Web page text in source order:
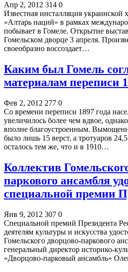
Апр 2, 2012 314 0
Известная инсталляция
«Алтарь наций» в рамках
побывает в Гомеле. Открытие
Гомельском дворце 3 апреля.
своеобразно воссоздает…
Каким был Гомель
материалам переписи
Фев 2, 2012 277 0
Со времени переписи 1897 года
увеличилось более чем вдвое,
вполне благоустроенным.
было лишь 15 верст, а тротуаров
осталось тем же, что и в 1910…
Коллектив
паркового ансамбля
специальной премии
Янв 9, 2012 307 0
Специальной премий Президента
деятелям культуры и искусства
Гомельского дворцово-паркового
генеральный директор историко-
«Дворцово-парковый ансамбль»